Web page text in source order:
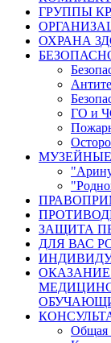
ГРУППЫ
ОХРАНА
ГО и
ЗАЩИТА
ДЛЯ ВАС
Общая